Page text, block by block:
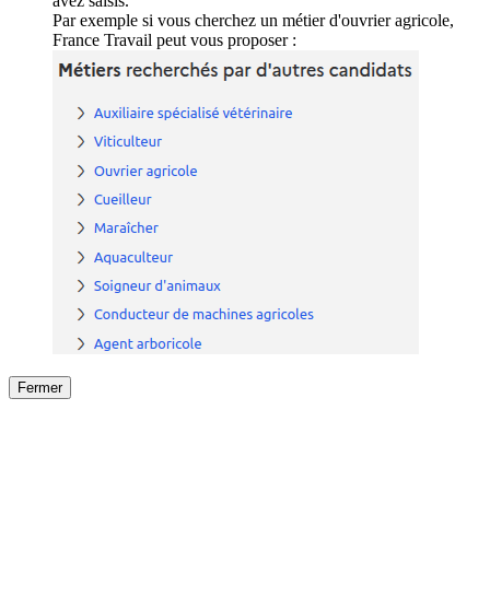
Par exemple si vous cherchez un métier d'ouvrier agricole,
France Travail peut vous proposer :
Fermer